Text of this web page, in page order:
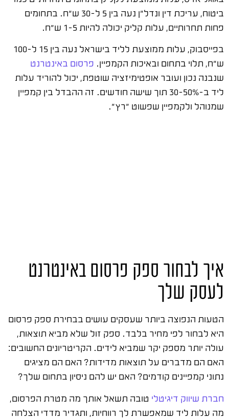
ביטוח, עריכת דין ונדל"ן נעה בין 5 ל-30 ש"ח. בתחומים
פחות תחרותיים, עלות קליק יכולה להיות 1-5 ש"ח.
בפייסבוק, עלות ממוצעת לליד בישראל נעה בין 15 ל-100
ש"ח, תלוי בתחום ובאיכות הקמפיין. פרסום באינטרנט
שנבנה נכון ועובר אופטימיזציה שוטפת, יכול להוריד עלות
ליד ב-30-50% תוך שישה חודשים. זה ההבדל בין קמפיין
שמנוהל ולקמפיין שפשוט "רץ".
איך לבחור ספק פרסום באינטרנט
לעסק שלך
הטעות הנפוצה ביותר שעסקים עושים בבחירת ספק פרסום
היא לבחור לפי מחיר בלבד. ספק זול שלא מביא תוצאות,
עולה יותר מספק יקר שמביא לידים. הקריטריונים החשובים:
האם הם מדברים על תוצאות מדידות? האם הם מציגים
נתוני קמפיינים קודמים? האם יש להם ניסיון בתחום שלך?
חברת שיווק דיגיטלי טובה תשאל אותך מה מטרת הפרסום,
מה עלות ליד שמאפשרת לך רווחיות, ותגדיר מדדי הצלחה